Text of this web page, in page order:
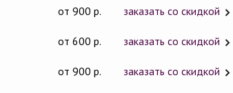
от 900 р. заказать со скидкой
от 600 р. заказать со скидкой
от 900 р. заказать со скидкой